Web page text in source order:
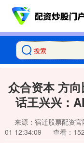
众合资本 方
话王兴兴：
来源：宿迁股票配资官
01 12:34:09
查看：152